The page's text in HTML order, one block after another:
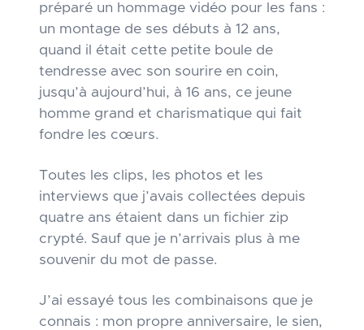
préparé un hommage vidéo pour les fans :
un montage de ses débuts à 12 ans,
quand il était cette petite boule de
tendresse avec son sourire en coin,
jusqu’à aujourd’hui, à 16 ans, ce jeune
homme grand et charismatique qui fait
fondre les cœurs.
Toutes les clips, les photos et les
interviews que j’avais collectées depuis
quatre ans étaient dans un fichier zip
crypté. Sauf que je n’arrivais plus à me
souvenir du mot de passe.
J’ai essayé tous les combinaisons que je
connais : mon propre anniversaire, le sien,